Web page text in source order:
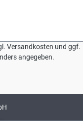
Versandkosten und ggf.
angegeben.